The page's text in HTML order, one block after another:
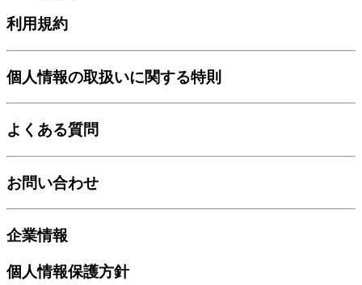
利用規約
個人情報の取扱いに関する特則
よくある質問
お問い合わせ
企業情報
個人情報保護方針